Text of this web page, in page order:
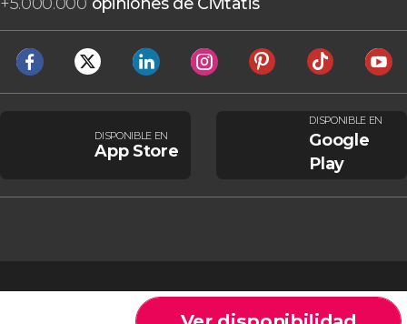
DISPONIBLE EN
App Store
DISPONIBLE EN
Google
Play